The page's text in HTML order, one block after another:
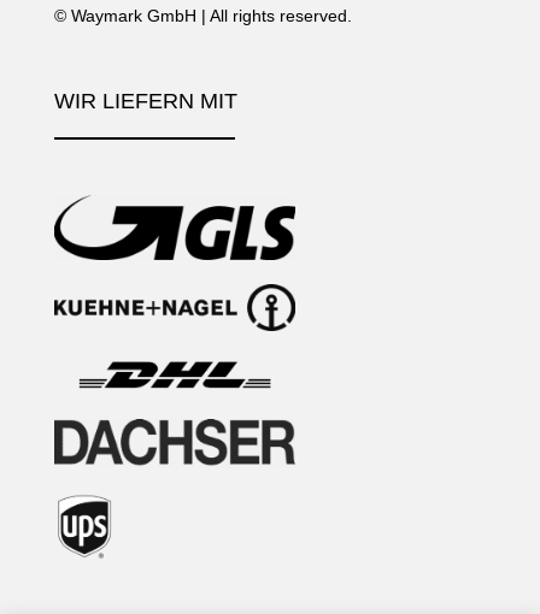
WIR LIEFERN MIT
© Waymark GmbH | All rights reserved.